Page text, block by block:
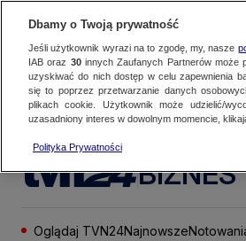
BIZNES
Oglądaj TVN24Najnowsze
Dbamy o Twoją prywatność
Jeśli użytkownik wyrazi na to zgodę, my, nasze
IAB oraz 30innych Zaufanych Partnerów może
uzyskiwać do nich dostęp w celu zapewnienia
się to poprzez przetwarzanie danych
plikach cookie. Użytkownik może udzielić/
uzasadniony interes w dowolnym momencie,
Polityka Prywatności